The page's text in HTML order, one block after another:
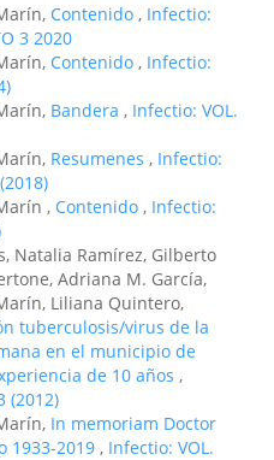
Contenido , Infectio:
3 2020
Contenido , Infectio:
Bandera , Infectio: VOL.
Resumenes , Infectio:
, Contenido , Infectio:
Natalia Ramírez, Gilberto
Adriana M. García,
Liliana Quintero,
tuberculosis/virus de la
en el municipio de
de 10 años ,
(2012)
In memoriam Doctor
1933-2019 , Infectio: VOL.